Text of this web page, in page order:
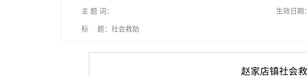
主 题 词： 生效日期：
标 题：社会救助
赵家店镇社会